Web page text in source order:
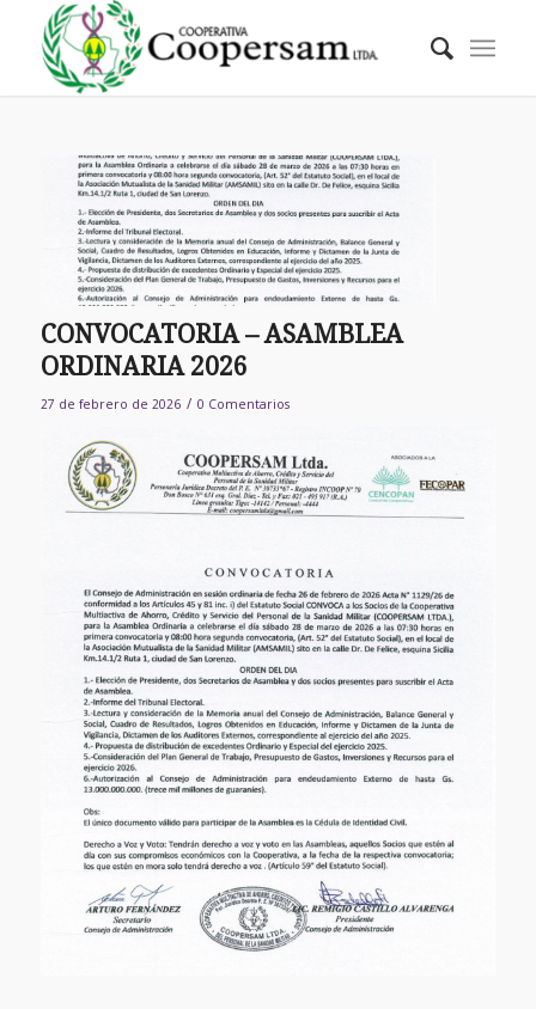
CONVOCATORIA – ASAMBLEA
ORDINARIA 2026
27 de febrero de 2026 / 0 Comentarios